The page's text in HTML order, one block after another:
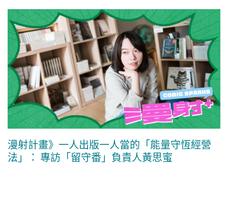
漫射計畫》一人出版一人當的「能量守恆經營
法」： 專訪「留守番」負責人黃思蜜